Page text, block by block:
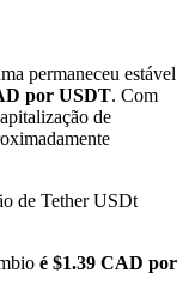
e commodities
permaneceu estável
por USDT. Com
de
de Tether USDt
é $1.39 CAD por